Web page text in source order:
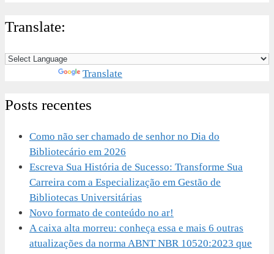
Translate:
Translate
Posts recentes
Como não ser chamado de senhor no Dia do
Bibliotecário em 2026
Escreva Sua História de Sucesso: Transforme Sua
Carreira com a Especialização em Gestão de
Bibliotecas Universitárias
Novo formato de conteúdo no ar!
A caixa alta morreu: conheça essa e mais 6 outras
atualizações da norma ABNT NBR 10520:2023 que